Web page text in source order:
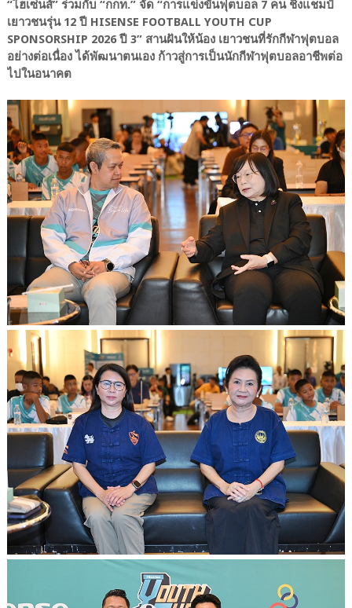
“ไฮเซ่นส์” ร่วมกับ “กกท.” จัด “การแข่งขันฟุตบอล 7 คน ชิงแชมป์
เยาวชนรุ่น 12 ปี HISENSE FOOTBALL YOUTH CUP
SPONSORSHIP 2026 ปี 3” สานฝันให้น้อง เยาวชนที่รักกีฬาฟุตบอล
อย่างต่อเนื่อง ได้พัฒนาตนเอง ก้าวสู่การเป็นนักกีฬาฟุตบอลอาชีพต่อ
ไปในอนาคต